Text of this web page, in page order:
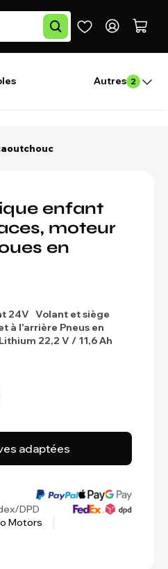
Autres 2
enfant
moteur
en
24V Volant et siège
à l'arrière Pneus en
22,2 V / 11,6 Ah
adaptées
DPD
Motors